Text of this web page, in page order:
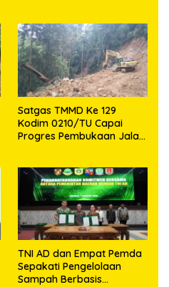
Satgas TMMD Ke 129
Kodim 0210/TU Capai
Progres Pembukaan Jalan
TNI AD dan Empat Pemda
Sepakati Pengelolaan
Sampah Berbasis